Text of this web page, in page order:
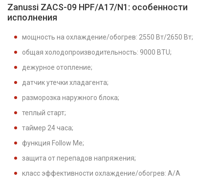
Zanussi ZACS-09 HPF/A17/N1: особенности
исполнения
мощность на охлаждение/обогрев: 2550 Вт/2650 Вт;
общая холодопроизводительность: 9000 BTU;
дежурное отопление;
датчик утечки хладагента;
разморозка наружного блока;
теплый старт;
таймер 24 часа;
функция Follow Me;
защита от перепадов напряжения;
класс эффективности охлаждение/обогрев: А/A